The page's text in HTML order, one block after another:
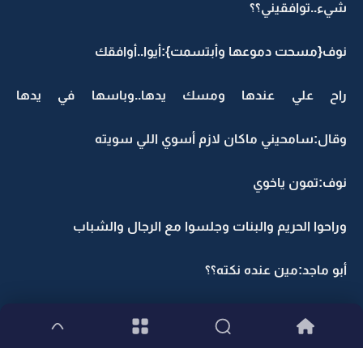
شيء..توافقيني؟؟
نوف{مسحت دموعها وأبتسمت}:أيوا..أوافقك
راح علي عندها ومسك يدها..وباسها في يدها
وقال:سامحيني ماكان لازم أسوي اللي سويته
نوف:تمون ياخوي
وراحوا الحريم والبنات وجلسوا مع الرجال والشباب
أبو ماجد:مين عنده نكته؟؟